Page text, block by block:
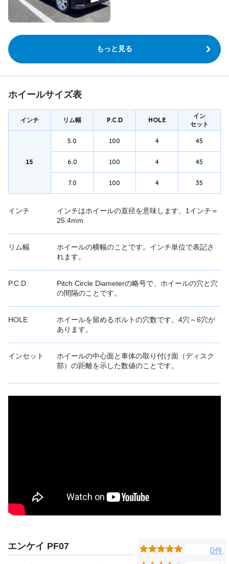
もっと見る
ホイールサイズ表
インチ リム幅 P.C.D HOLE
イン
セット
15
5.0 100 4 45
6.0 100 4 45
7.0 100 4 35
インチ
インチはホイールの直径を意味します。1インチ＝
25.4mm
リム幅
ホイールの横幅のことです。インチ単位で表記さ
れます。
P.C.D.
Pitch Circle Diameterの略号で、ホイールの穴と穴
の間隔のことです。
HOLE
ホイールを留めるボルトの穴数です。4穴～6穴が
あります。
インセット
ホイールの中心面と車体の取り付け面（ディスク
部）の距離を示した数値のことです。
エンケイ PF07
0件